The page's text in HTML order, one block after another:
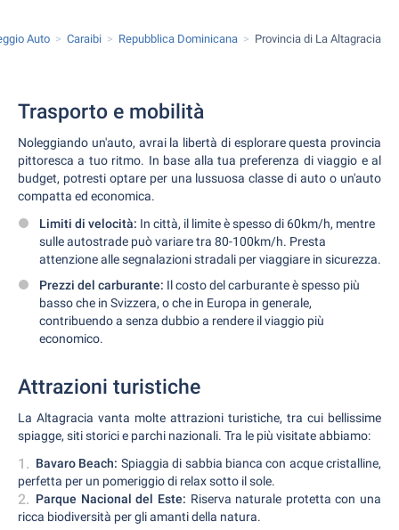
Auto Caraibi Repubblica Dominicana Provincia di La Altagracia
Trasporto e mobilità
Noleggiando un'auto, avrai la libertà di esplorare questa provincia
pittoresca a tuo ritmo. In base alla tua preferenza di viaggio e al
budget, potresti optare per una lussuosa classe di auto o un'auto
compatta ed economica.
Limiti di velocità: In città, il limite è spesso di 60km/h, mentre
sulle autostrade può variare tra 80-100km/h. Presta
attenzione alle segnalazioni stradali per viaggiare in sicurezza.
Prezzi del carburante: Il costo del carburante è spesso più
basso che in Svizzera, o che in Europa in generale,
contribuendo a senza dubbio a rendere il viaggio più
economico.
Attrazioni turistiche
La Altagracia vanta molte attrazioni turistiche, tra cui bellissime
spiagge, siti storici e parchi nazionali. Tra le più visitate abbiamo:
Bavaro Beach: Spiaggia di sabbia bianca con acque cristalline,
perfetta per un pomeriggio di relax sotto il sole.
Parque Nacional del Este: Riserva naturale protetta con una
ricca biodiversità per gli amanti della natura.